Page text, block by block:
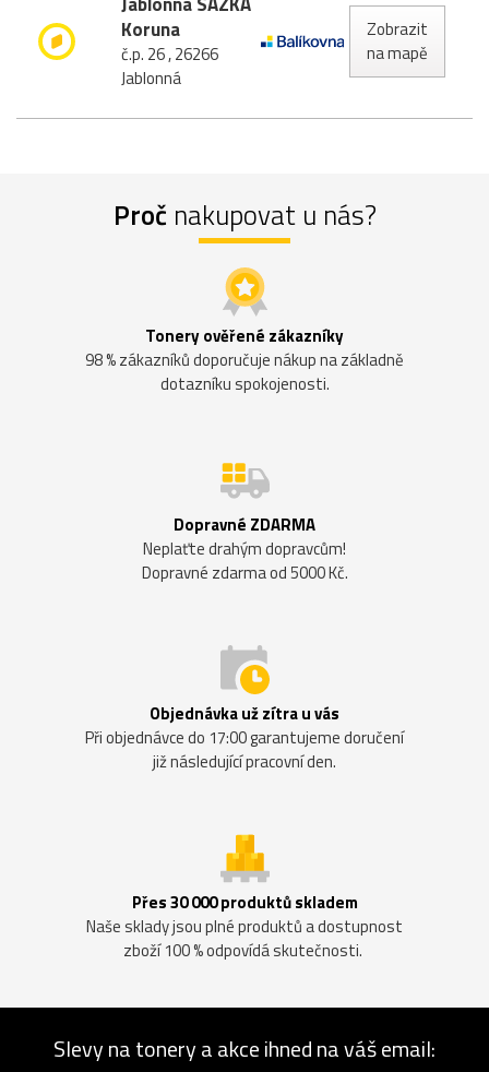
Koruna
č.p. 26 , 26266
Jablonná
Zobrazit
na mapě
Proč nakupovat u nás?
Tonery ověřené zákazníky
98 % zákazníků doporučuje nákup na základně
dotazníku spokojenosti.
Dopravné ZDARMA
Neplaťte drahým dopravcům!
Dopravné zdarma od 5000 Kč.
Objednávka už zítra u vás
Při objednávce do 17:00 garantujeme doručení
již následující pracovní den.
Přes 30 000 produktů skladem
Naše sklady jsou plné produktů a dostupnost
zboží 100 % odpovídá skutečnosti.
Slevy na tonery a akce ihned na váš email: